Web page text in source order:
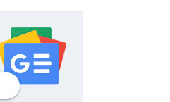
profilgoogle news